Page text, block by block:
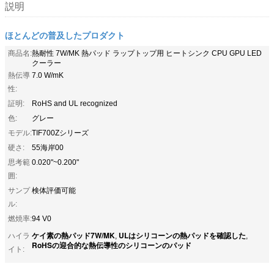
説明
ほとんどの普及したプロダクト
商品名:熱耐性 7W/MK 熱パッド ラップトップ用 ヒートシンク CPU GPU LED
クーラー
熱伝導
性:
7.0 W/mK
証明:
RoHS and UL recognized
色:
グレー
モデル:TIF700Zシリーズ
硬さ:
55海岸00
思考範
囲:
0.020"~0.200"
サンプ
ル:
検体評価可能
燃焼率:94 V0
ハイラ
イト:
ケイ素の熱パッド7W/MK, ULはシリコーンの熱パッドを確認した,
RoHSの迎合的な熱伝導性のシリコーンのパッド